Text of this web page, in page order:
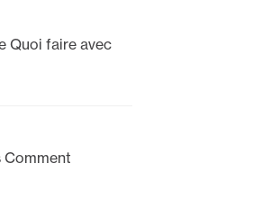
Quoi faire avec
Comment